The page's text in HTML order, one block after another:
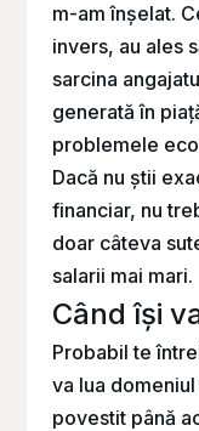
m-am înșelat.
invers, au ales
sarcina
generată în
problemele
Dacă nu știi
financiar, nu
doar câteva
salarii mai mari.
Când își
Probabil te
va lua
povestit până